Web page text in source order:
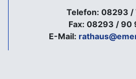
Telefon: 08293 /
Fax: 08293 / 90
E-Mail: